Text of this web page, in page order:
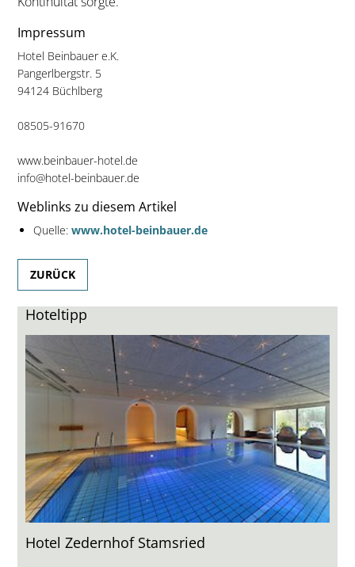
Impressum
Hotel Beinbauer e.K.
Pangerlbergstr. 5
94124 Büchlberg
08505-91670
www.beinbauer-hotel.de
info@hotel-beinbauer.de
Weblinks zu diesem Artikel
Quelle: www.hotel-beinbauer.de
ZURÜCK
Hoteltipp
Hotel Zedernhof Stamsried